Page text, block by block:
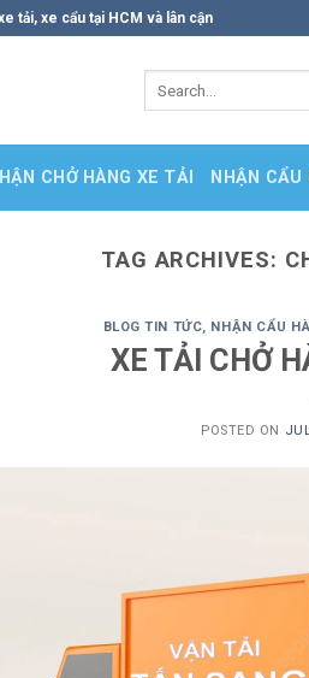
tải, xe cẩu tại HCM và lân cận
CHỞ HÀNG XE TẢI NHẬN CẨU
TAG ARCHIVES:
BLOG TIN TỨC, NHẬN CẨU
XE TẢI CHỞ
POSTED ON